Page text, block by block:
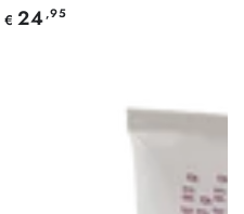
Prix
€ 24,95